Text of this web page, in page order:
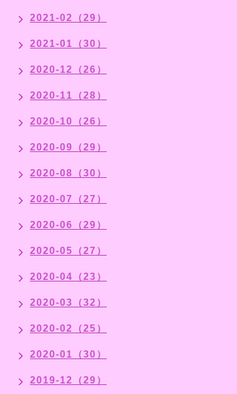
2021-02（29）
2021-01（30）
2020-12（26）
2020-11（28）
2020-10（26）
2020-09（29）
2020-08（30）
2020-07（27）
2020-06（29）
2020-05（27）
2020-04（23）
2020-03（32）
2020-02（25）
2020-01（30）
2019-12（29）